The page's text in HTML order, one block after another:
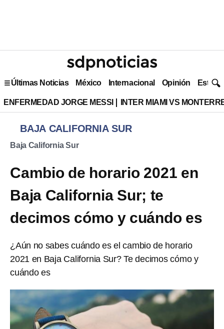
Últimas Noticias México Internacional Opinión Estilo
ENFERMEDAD JORGE MESSI INTER MIAMI VS
BAJA CALIFORNIA SUR
Baja California Sur
Cambio de horario 2021 en
Baja California Sur; te
decimos cómo y cuándo es
¿Aún no sabes cuándo es el cambio de horario
2021 en Baja California Sur? Te decimos cómo y
cuándo es